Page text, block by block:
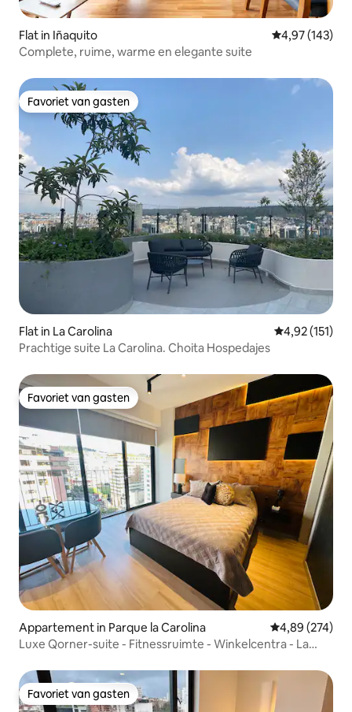
Flat in Iñaquito Gemiddelde
4,97 (143)
Complete, ruime, warme en elegante suite
Favoriet van gasten
Favoriet van gasten
Flat in La Carolina Gemiddelde
4,92 (151)
Prachtige suite La Carolina. Choita Hospedajes
Favoriet van gasten
Favoriet van gasten
Appartement in Parque la Carolina Gemiddelde
4,89 (274)
Luxe Qorner-suite - Fitnessruimte - Winkelcentra - La
Favoriet van gasten
Favoriet van gasten